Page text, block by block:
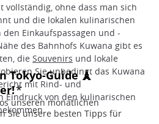
vollständig, ohne dass man sich
und die lokalen kulinarischen
Einkaufspassagen und -
des Bahnhofs Kuwana gibt es
die Souvenirs und lokale
Sie unbedingt das Kuwana
mit Rind- und
Eindruck von den kulinarischen